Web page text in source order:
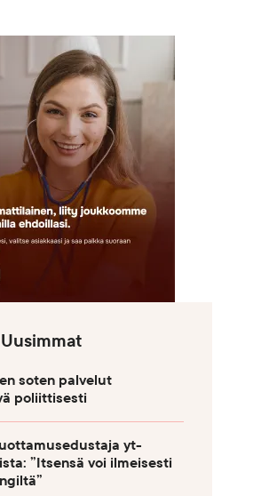
Uusimmat
soten palvelut
poliittisesti
yt-
”Itsensä voi ilmeisesti